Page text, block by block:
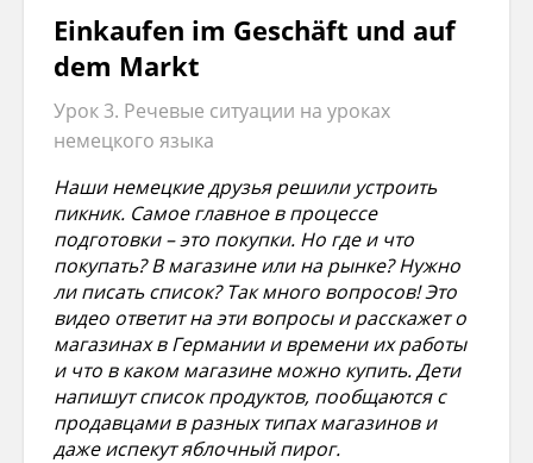
Einkaufen im Geschäft und auf
dem Markt
Урок 3. Речевые ситуации на уроках
немецкого языка
Наши немецкие друзья решили устроить
пикник. Самое главное в процессе
подготовки – это покупки. Но где и что
покупать? В магазине или на рынке? Нужно
ли писать список? Так много вопросов! Это
видео ответит на эти вопросы и расскажет о
магазинах в Германии и времени их работы
и что в каком магазине можно купить. Дети
напишут список продуктов, пообщаются с
продавцами в разных типах магазинов и
даже испекут яблочный пирог.